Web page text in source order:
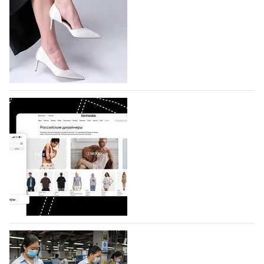
На участие в седьмой Московской неделе моды,
которая пройдет в российской столице с 26 сентября
по 1 октября, уже подано 1047 заявок. Примерно
половину из них (494) прислали дизайнеры,
коллекции которых не были представлены в…
07.08.2026 609
BALLINA представит свои новинки на Euro
Shoes
Компания BALLINA Guangzhou Lihuang Footwear
Co., Ltd., основанная в 2011 году и расположенная в
Гуанчжоу, столице моды Китая, является
профессиональной обувной компанией,
объединяющей разработку, производство и…
07.08.2026 467
На платформе Lamoda - новый раздел и
условия продвижения локальных